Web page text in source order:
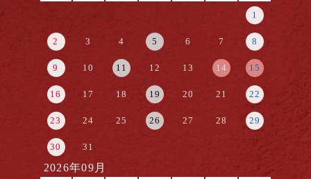
1
2 3 4 5 6 7 8
9 10 11 12 13 14 15
16 17 18 19 20 21 22
23 24 25 26 27 28 29
30 31
2026年09月